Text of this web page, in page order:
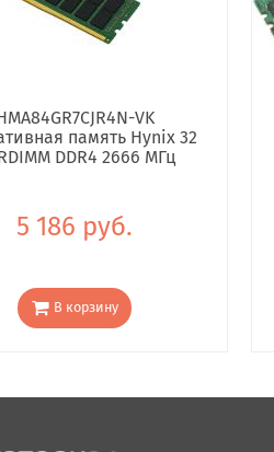
VK
память Hynix 32
DDR4 2666 МГц
5 186 руб.
В корзину